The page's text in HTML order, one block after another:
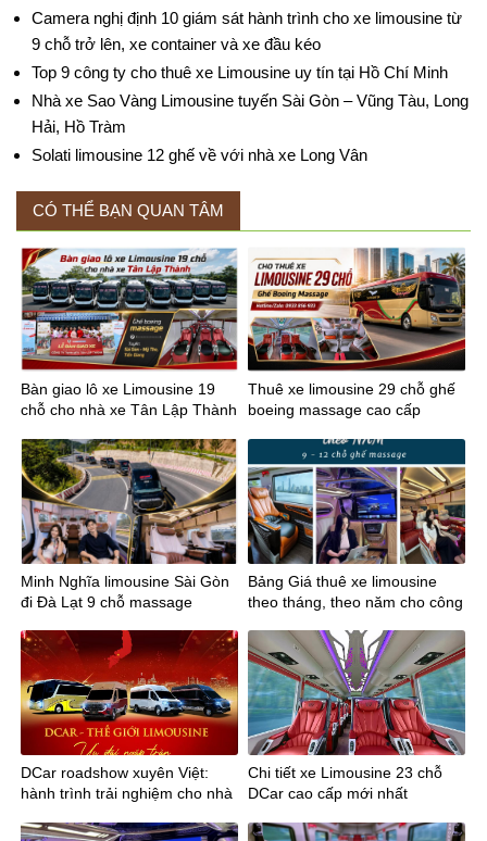
Camera nghị định 10 giám sát hành trình cho xe limousine từ
9 chỗ trở lên, xe container và xe đầu kéo
Top 9 công ty cho thuê xe Limousine uy tín tại Hồ Chí Minh
Nhà xe Sao Vàng Limousine tuyến Sài Gòn – Vũng Tàu, Long
Hải, Hồ Tràm
Solati limousine 12 ghế về với nhà xe Long Vân
CÓ THỂ BẠN QUAN TÂM
Bàn giao lô xe Limousine 19
chỗ cho nhà xe Tân Lập Thành
Thuê xe limousine 29 chỗ ghế
boeing massage cao cấp
Minh Nghĩa limousine Sài Gòn
đi Đà Lạt 9 chỗ massage
Bảng Giá thuê xe limousine
theo tháng, theo năm cho công
DCar roadshow xuyên Việt:
hành trình trải nghiệm cho nhà
Chi tiết xe Limousine 23 chỗ
DCar cao cấp mới nhất